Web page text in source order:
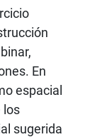
En
espacial
los
sugerida